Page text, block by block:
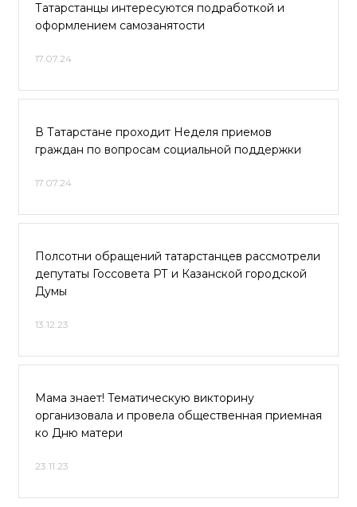
Татарстанцы интересуются подработкой и
оформлением самозанятости
17.07.24
В Татарстане проходит Неделя приемов
граждан по вопросам социальной поддержки
17.07.24
Полсотни обращений татарстанцев рассмотрели
депутаты Госсовета РТ и Казанской городской
Думы
13.12.23
Мама знает! Тематическую викторину
организовала и провела общественная приемная
ко Дню матери
23.11.23